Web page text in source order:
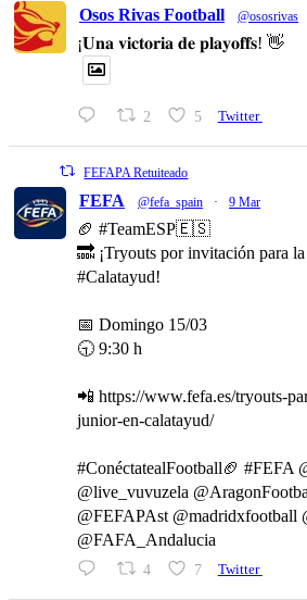
Osos Rivas Football @ososrivas
¡𝐔𝐧𝐚 𝐯𝐢𝐜𝐭𝐨𝐫𝐢𝐚 𝐝𝐞 𝐩𝐥𝐚𝐲𝐨𝐟𝐟𝐬! 👋
2 5 Twitter
FEFAPA Retuiteado
FEFA @fefa_spain · 9 Mar
🏈 #TeamESP🇪🇸
🔜 ¡Tryouts por invitación para
#Calatayud!
📅 Domingo 15/03
🕤 9:30 h
📲 https://www.fefa.es/tryouts-
junior-en-calatayud/
#ConéctatealFootball🏈 #FEFA
@live_vuvuzela
@FEFAPAst @madridxfootball
@FAFA_Andalucia
4 7 Twitter